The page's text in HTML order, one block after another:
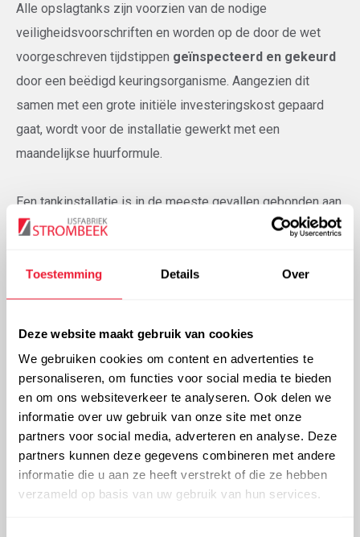
Toestemming Details Over
Deze website maakt gebruik van cookies
We gebruiken cookies om content en advertenties te
personaliseren, om functies voor social media te bieden
en om ons websiteverkeer te analyseren. Ook delen we
informatie over uw gebruik van onze site met onze
partners voor social media, adverteren en analyse. Deze
partners kunnen deze gegevens combineren met andere
informatie die u aan ze heeft verstrekt of die ze hebben
verzameld op basis van uw gebruik van hun services.
Alle opslagtanks zijn voorzien van de nodige
veiligheidsvoorschriften en worden op de door de wet
voorgeschreven tijdstippen geïnspecteerd en gekeurd
door een beëdigd keuringsorganisme. Aangezien dit
samen met een grote initiële investeringskost gepaard
gaat, wordt voor de installatie gewerkt met een
maandelijkse huurformule.
Een tankinstallatie is in de meeste gevallen gebonden aan
een milieuvergunning. Onze milieu- en
materie.
Informatieaanvraag
Uw vraag wordt meteen doorgestuurd naar onze
servicedesk!
Uw voornaam: